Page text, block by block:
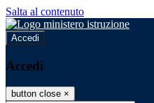
Salta al contenuto
Accedi
Accedi
button close ×